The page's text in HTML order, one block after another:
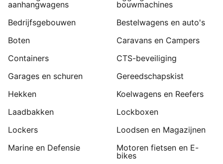
aanhangwagens
bouwmachines
Bedrijfsgebouwen
Bestelwagens en auto's
Boten
Caravans en Campers
Containers
CTS-beveiliging
Garages en schuren
Gereedschapskist
Hekken
Koelwagens en Reefers
Laadbakken
Lockboxen
Lockers
Loodsen en Magazijnen
Marine en Defensie
Motoren fietsen en E-
bikes